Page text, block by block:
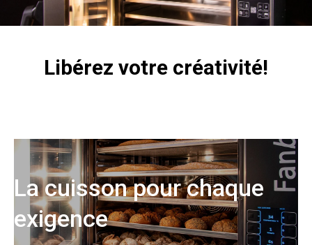
Libérez votre créativité!
La cuisson pour chaque
exigence